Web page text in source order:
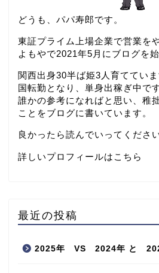
どうも、パパ寿郎です。
東証プライム上場企業で営業を
よもやで2021年5月にブログを始
関西出身30半ば姫3人育ててい
国転勤となり、単身出稼ぎ中です
誰かの参考になればと思い、稚
ことをブログに書いています。
良かったら読んでいってください
詳しいプロフィールはこちら
最近の投稿
2025年 VS 2024年 と